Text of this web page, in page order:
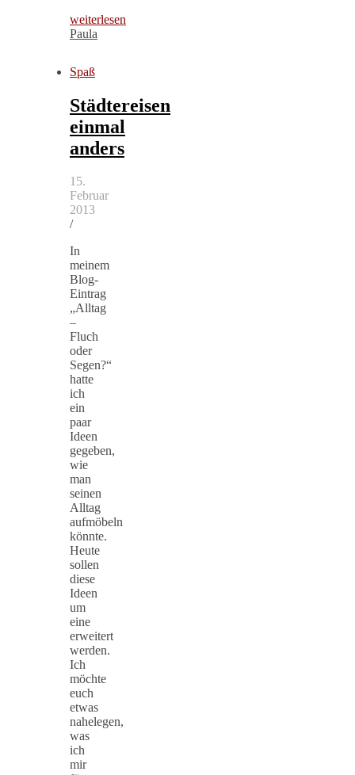
weiterlesen
Paula
Spaß
Städtereisen
einmal
anders
15.
Februar
2013
/
In
meinem
Blog-
Eintrag
„Alltag
–
Fluch
oder
Segen?“
hatte
ich
ein
paar
Ideen
gegeben,
wie
man
seinen
Alltag
aufmöbeln
könnte.
Heute
sollen
diese
Ideen
um
eine
erweitert
werden.
Ich
möchte
euch
etwas
nahelegen,
was
ich
mir